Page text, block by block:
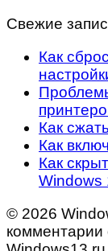
Свежие
Как
Как
Как
Как
Windows
© 2026
комментарии